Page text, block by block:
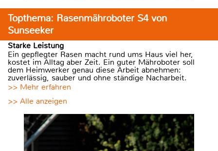
Topthema: Rasenmähroboter S4 von
Sunseeker
Starke Leistung
Ein gepflegter Rasen macht rund ums Haus viel her,
kostet im Alltag aber Zeit. Ein guter Mähroboter soll
dem Heimwerker genau diese Arbeit abnehmen:
zuverlässig, sauber und ohne ständige Nacharbeit.
>> Mehr erfahren
>> Alle anzeigen